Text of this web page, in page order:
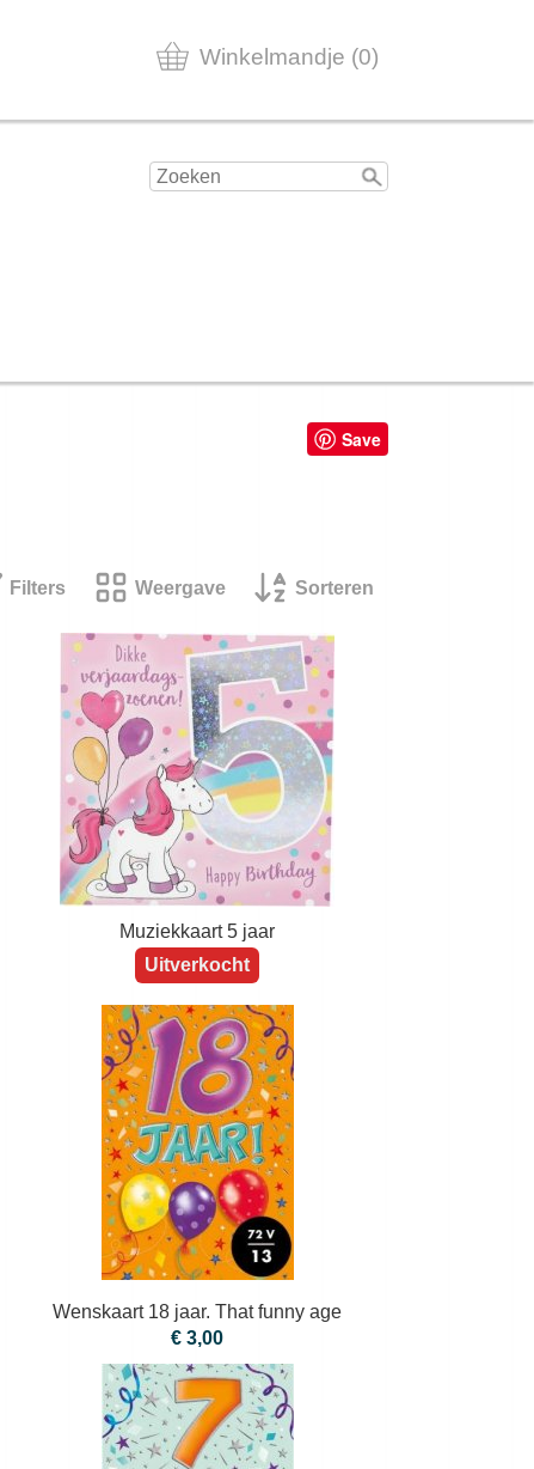
Winkelmandje (0)
Save
Filters Weergave Sorteren
Muziekkaart 5 jaar
Uitverkocht
Wenskaart 18 jaar. That funny age
€ 3,00